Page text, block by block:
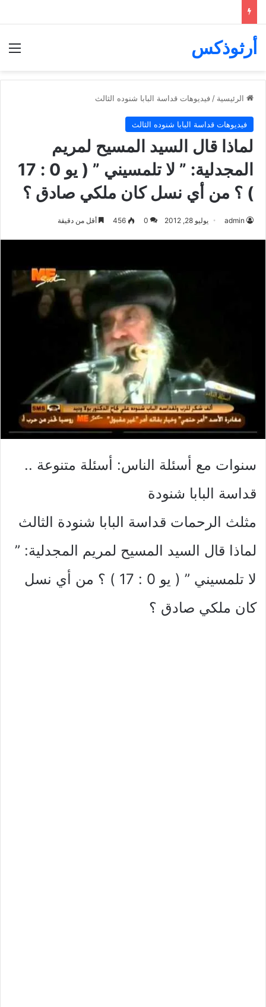
أرثوذكس
الرئيسية / فيديوهات قداسة البابا شنوده الثالث
فيديوهات قداسة البابا شنوده الثالث
لماذا قال السيد المسيح لمريم
المجدلية: ” لا تلمسيني ” ( يو 0 : 17
) ؟ من أي نسل كان ملكي صادق ؟
admin يوليو 28, 2012 0
456 أقل من دقيقة
سنوات مع أسئلة الناس: أسئلة متنوعة ..
قداسة البابا شنودة
مثلث الرحمات قداسة البابا شنودة الثالث
لماذا قال السيد المسيح لمريم المجدلية: ”
لا تلمسيني ” ( يو 0 : 17 ) ؟ من أي نسل
كان ملكي صادق ؟